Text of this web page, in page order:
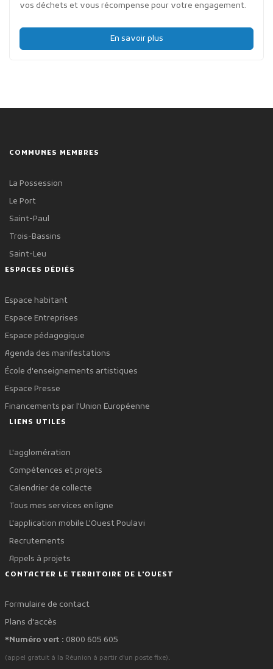
vos déchets et vous récompense pour votre engagement.
En savoir plus
COMMUNES MEMBRES
La Possession
Le Port
Saint-Paul
Trois-Bassins
Saint-Leu
ESPACES DÉDIÉS
Espace habitant
Espace Entreprises
Espace pédagogique
Agenda des manifestations
École d'enseignements artistiques
Espace Presse
Financements par l'Union Européenne
LIENS UTILES
L'agglomération
Compétences et projets
Calendrier de collecte
Tous mes services en ligne
L'application mobile L'Ouest Poulavi
Recrutements
Appels à projets
CONTACTER LE TERRITOIRE DE L'OUEST
Formulaire de contact
Plans d'accès
*Numéro vert : 0800 605 605
(appel gratuit à la Réunion à partir d'un poste fixe).